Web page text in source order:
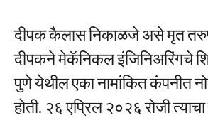
दीपक कैलास निकाळजे असे मृत
दीपकने मेकॅनिकल इंजिनिअरिंगचे
पुणे येथील एका नामांकित कंपनीत
होती. २६ एप्रिल २०२६ रोजी त्याचा